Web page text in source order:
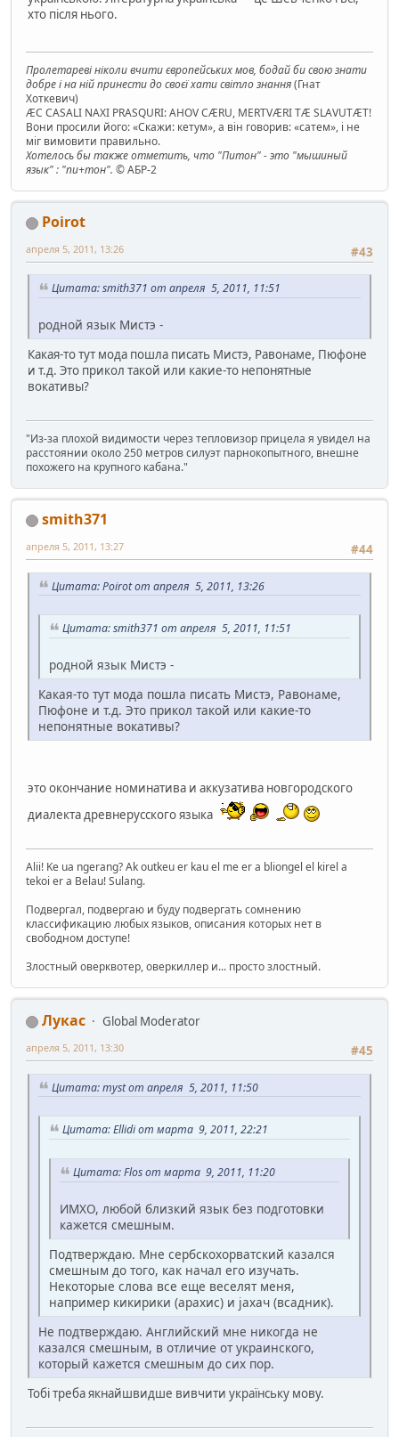
хто після нього.
Пролетареві ніколи вчити європейських мов, бодай би свою знати
добре і на ній принести до своєї хати світло знання(Гнат
Хоткевич)
ÆC CASALI NAXI PRASQURI: AHOV CÆRU, MERTVÆRI TÆ SLAVUTÆT!
Вони просили його: «Скажи: кетум», а він говорив: «сатем», і не
міг вимовити правильно.
Хотелось бы также отметить, что "Питон" - это "мышиный
язык" : "пи+тон". © АБР-2
Poirot
#43
апреля 5, 2011, 13:26
Цитата: smith371 от апреля 5, 2011, 11:51
родной язык Мистэ -
Какая-то тут мода пошла писать Мистэ, Равонаме, Пюфоне
и т.д. Это прикол такой или какие-то непонятные
вокативы?
"Из-за плохой видимости через тепловизор прицела я увидел на
расстоянии около 250 метров силуэт парнокопытного, внешне
похожего на крупного кабана."
smith371
#44
апреля 5, 2011, 13:27
Цитата: Poirot от апреля 5, 2011, 13:26
Цитата: smith371 от апреля 5, 2011, 11:51
родной язык Мистэ -
Какая-то тут мода пошла писать Мистэ, Равонаме,
Пюфоне и т.д. Это прикол такой или какие-то
непонятные вокативы?
это окончание номинатива и аккузатива новгородского
диалекта древнерусского языка
Alii! Ke ua ngerang? Ak outkeu er kau el me er a bliongel el kirel a
tekoi er a Belau! Sulang.
Подвергал, подвергаю и буду подвергать сомнению
классификацию любых языков, описания которых нет в
свободном доступе!
Злостный оверквотер, оверкиллер и... просто злостный.
Лукас
Global Moderator
#45
апреля 5, 2011, 13:30
Цитата: myst от апреля 5, 2011, 11:50
Цитата: Ellidi от марта 9, 2011, 22:21
Цитата: Flos от марта 9, 2011, 11:20
ИМХО, любой близкий язык без подготовки
кажется смешным.
Подтверждаю. Мне сербскохорватский казался
смешным до того, как начал его изучать.
Некоторые слова все еще веселят меня,
например кикирики (арахис) и jахач (всадник).
Не подтверждаю. Английский мне никогда не
казался смешным, в отличие от украинского,
который кажется смешным до сих пор.
Тобі треба якнайшвидше вивчити українську мову.